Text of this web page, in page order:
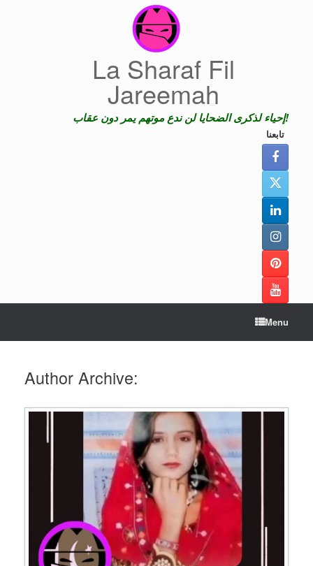
La Sharaf Fil
Jareemah
إحياء لذكرى الضحايا لن ندع موتهم يمر دون عقاب!
تابعنا
Menu
Author Archive: